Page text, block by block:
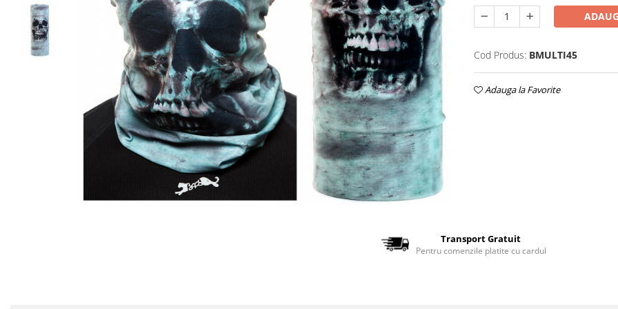
Cod Produs: BMULTI45
Adauga la Favorite
Transport Gratuit
Pentru comenzile platite cu cardul